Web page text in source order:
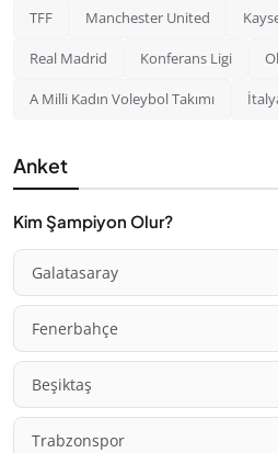
TFF Manchester United
Real Madrid Konferans Ligi
A Milli Kadın Voleybol Takımı
Anket
Kim Şampiyon Olur?
Galatasaray
Fenerbahçe
Beşiktaş
Trabzonspor